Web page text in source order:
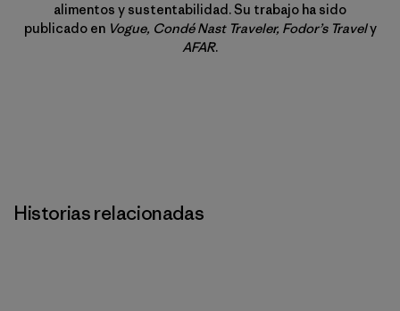
alimentos y sustentabilidad. Su trabajo ha sido
publicado en Vogue, Condé Nast Traveler, Fodor’s Travely
AFAR.
Historias relacionadas